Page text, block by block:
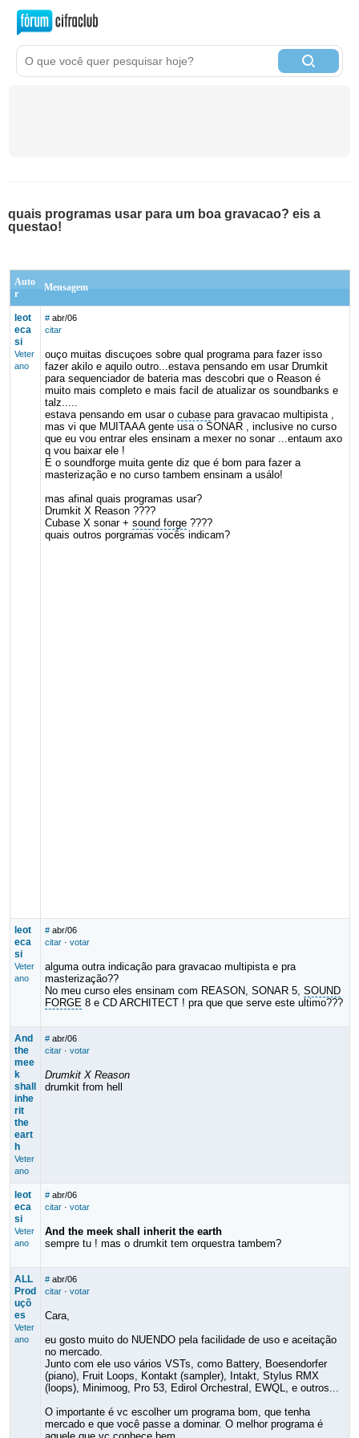
quais programas usar para um boa gravacao? eis a
questao!
Auto
r
Mensagem
leot
eca
si
Veter
ano
# abr/06
citar
ouço muitas discuçoes sobre qual programa para fazer isso
fazer akilo e aquilo outro...estava pensando em usar Drumkit
para sequenciador de bateria mas descobri que o Reason é
muito mais completo e mais facil de atualizar os soundbanks e
talz.....
estava pensando em usar o cubasepara gravacao multipista ,
mas vi que MUITAAA gente usa o SONAR , inclusive no curso
que eu vou entrar eles ensinam a mexer no sonar ...entaum axo
q vou baixar ele !
E o soundforge muita gente diz que é bom para fazer a
masterização e no curso tambem ensinam a usálo!
mas afinal quais programas usar?
Drumkit X Reason ????
Cubase X sonar + sound forge????
quais outros porgramas vocês indicam?
leot
eca
si
Veter
ano
# abr/06
citar· votar
alguma outra indicação para gravacao multipista e pra
masterização??
No meu curso eles ensinam com REASON, SONAR 5, SOUND
FORGE8 e CD ARCHITECT ! pra que que serve este ultimo???
And
the
mee
k
shall
inhe
rit
the
eart
h
Veter
ano
# abr/06
citar· votar
Drumkit X Reason
drumkit from hell
leot
eca
si
Veter
ano
# abr/06
citar· votar
And the meek shall inherit the earth
sempre tu ! mas o drumkit tem orquestra tambem?
ALL
Prod
uçõ
es
Veter
ano
# abr/06
citar· votar
Cara,
eu gosto muito do NUENDO pela facilidade de uso e aceitação
no mercado.
Junto com ele uso vários VSTs, como Battery, Boesendorfer
(piano), Fruit Loops, Kontakt (sampler), Intakt, Stylus RMX
(loops), Minimoog, Pro 53, Edirol Orchestral, EWQL, e outros...
O importante é vc escolher um programa bom, que tenha
mercado e que você passe a dominar. O melhor programa é